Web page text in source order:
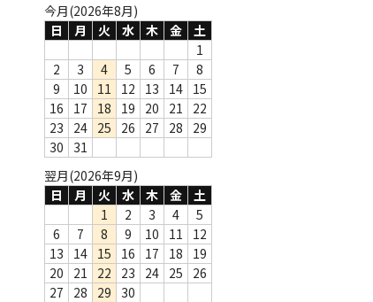
今月(2026年8月)
日
月 火 水 木 金
土
1
2
3 4 5 6 7
8
9
10 11 12 13 14 15
16
17 18 19 20 21
22
23
24 25 26 27 28
29
30
31
翌月(2026年9月)
日
月 火 水 木 金
土
1
2 3 4
5
6
7 8 9 10 11
12
13
14 15 16 17 18
19
20
21 22 23 24 25
26
27
28 29
30